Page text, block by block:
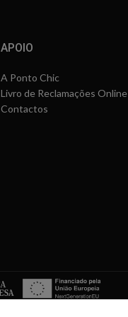
APOIO
A Ponto Chic
Livro de Reclamações Online
Contactos